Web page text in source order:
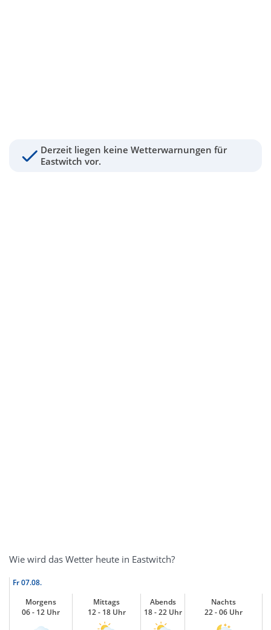
Derzeit liegen keine Wetterwarnungen für
Eastwitch vor.
Wie wird das Wetter heute in Eastwitch?
Fr07.08.
Morgens
06 - 12 Uhr
Mittags
12 - 18 Uhr
Abends
18 - 22 Uhr
Nachts
22 - 06 Uhr